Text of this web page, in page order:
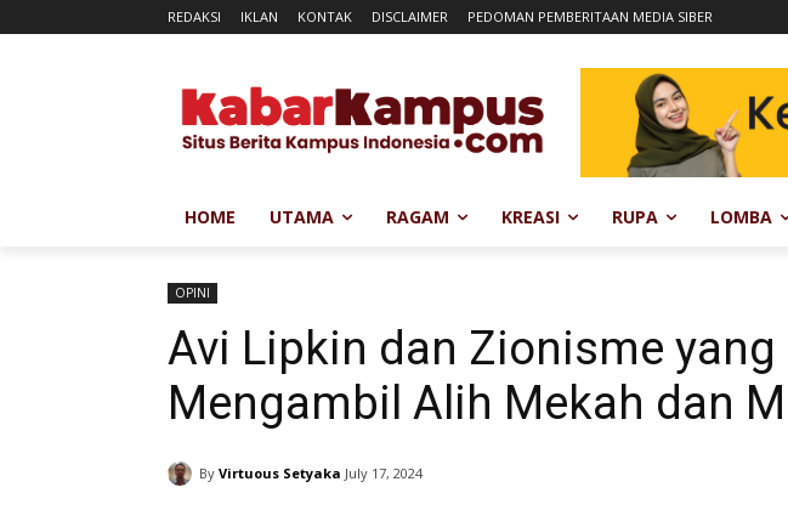
REDAKSI IKLAN KONTAK DISCLAIMER PEDOMAN PEMBERITAAN MEDIA SIBER
HOME UTAMA RAGAM KREASI RUPA LOMBA
OPINI
Avi Lipkin dan Zionisme yang
Mengambil Alih Mekah dan
By Virtuous Setyaka July 17, 2024